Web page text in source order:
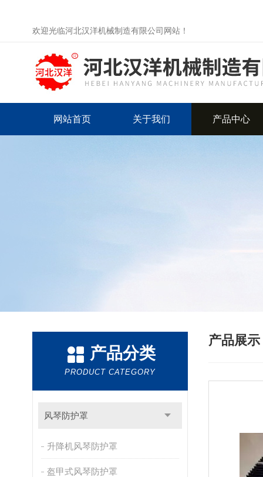
欢迎光临河北汉洋机械制造有限公司网站！
网站首页 关于我们 产品中心
产品分类
PRODUCT CATEGORY
风琴防护罩
升降机风琴防护罩
盔甲式风琴防护罩
产品展示